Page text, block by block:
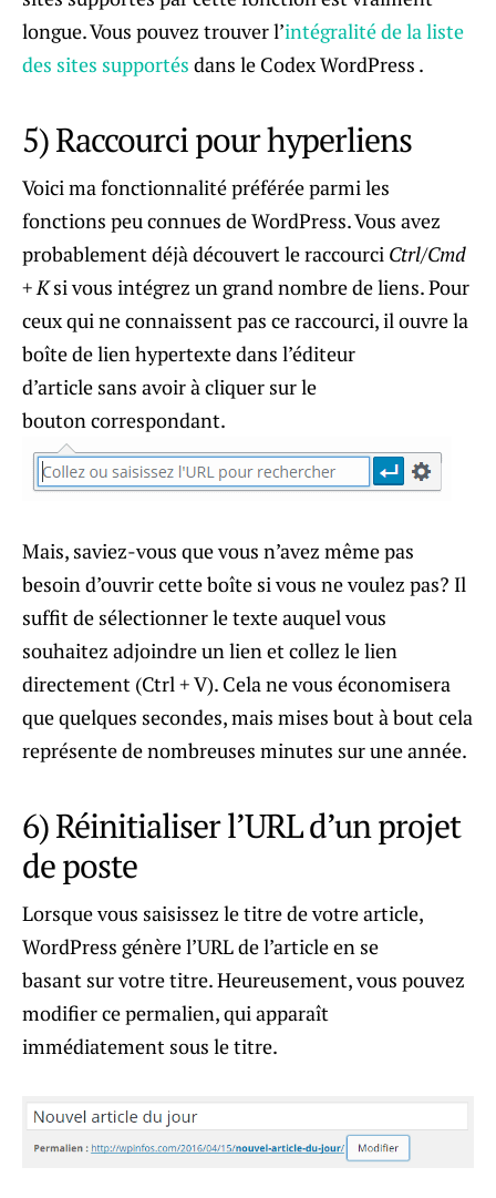
longue. Vous pouvez trouver l’intégralité de la liste
des sites supportés dans le Codex WordPress .
5) Raccourci pour hyperliens
Voici ma fonctionnalité préférée parmi les
fonctions peu connues de WordPress. Vous avez
probablement déjà découvert le raccourci Ctrl/Cmd
+ Ksi vous intégrez un grand nombre de liens. Pour
ceux qui ne connaissent pas ce raccourci, il ouvre la
boîte de lien hypertexte dans l’éditeur
d’article sans avoir à cliquer sur le
bouton correspondant.
Mais, saviez-vous que vous n’avez même pas
besoin d’ouvrir cette boîte si vous ne voulez pas? Il
suffit de sélectionner le texte auquel vous
souhaitez adjoindre un lien et collez le lien
directement (Ctrl + V). Cela ne vous économisera
que quelques secondes, mais mises bout à bout cela
représente de nombreuses minutes sur une année.
6) Réinitialiser l’URL d’un projet
de poste
Lorsque vous saisissez le titre de votre article,
WordPress génère l’URL de l’article en se
basant sur votre titre. Heureusement, vous pouvez
modifier ce permalien, qui apparaît
immédiatement sous le titre.